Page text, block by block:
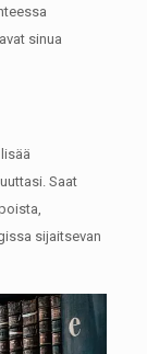
sinua
Saat
sijaitsevan